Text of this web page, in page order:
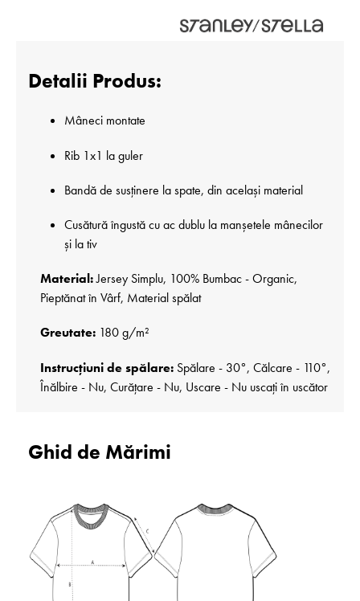
Detalii Produs:
Mâneci montate
Rib 1x1 la guler
Bandă de susținere la spate, din același material
Cusătură îngustă cu ac dublu la manșetele mânecilor
și la tiv
Material:Jersey Simplu, 100% Bumbac - Organic,
Pieptănat în Vârf, Material spălat
Greutate: 180 g/m²
Instrucțiuni de spălare: Spălare - 30°, Călcare - 110°,
Înălbire - Nu, Curățare - Nu, Uscare - Nu uscați în uscător
Ghid de Mărimi